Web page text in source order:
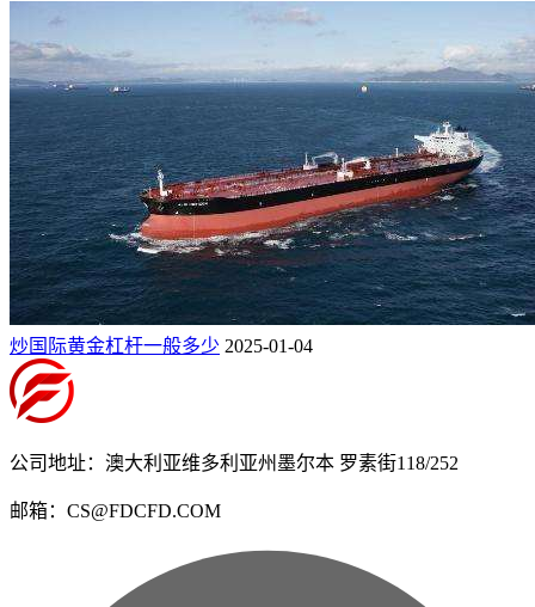
炒国际黄金杠杆一般多少 2025-01-04
公司地址：澳大利亚维多利亚州墨尔本 罗素街118/252
邮箱：CS@FDCFD.COM